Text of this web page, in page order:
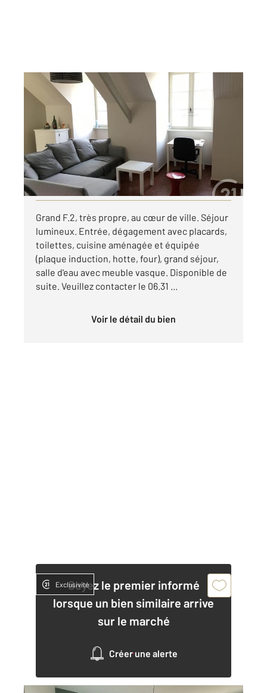
ALENCON 61
59 m
, 2 pièces
Ref : 3650
Appartement F2 à louer
495 €
par mois charges comprises
Visiter le site dédié
Grand F.2, très propre, au cœur de ville. Séjour
lumineux. Entrée, dégagement avec placards,
toilettes, cuisine aménagée et équipée
(plaque induction, hotte, four), grand séjour,
salle d'eau avec meuble vasque. Disponible de
suite. Veuillez contacter le 06.31 ...
Voir le détail du bien
Soyez le premier informé
lorsque un bien similaire arrive
sur le marché
Créer une alerte
Exclusivité